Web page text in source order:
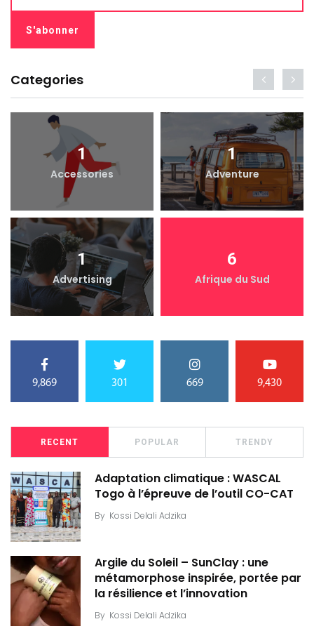
Categories
1
Accessories
1
Adventure
1
Advertising
6
Afrique du Sud
9,869 301 669 9,430
RECENT POPULAR TRENDY
Adaptation climatique : WASCAL
Togo à l’épreuve de l’outil CO-CAT
By Kossi Delali Adzika
Argile du Soleil – SunClay : une
métamorphose inspirée, portée par
la résilience et l’innovation
By Kossi Delali Adzika